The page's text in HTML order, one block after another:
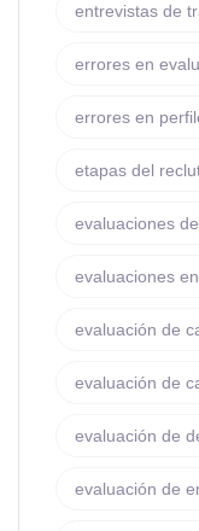
entrevistas de
errores en
errores en
etapas del
evaluaciones
evaluaciones
evaluación de
evaluación de
evaluación de
evaluación de